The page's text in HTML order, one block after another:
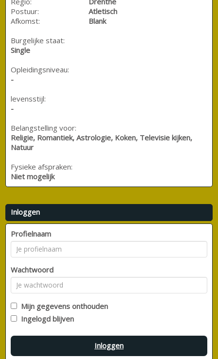
Postuur:
Atletisch
Afkomst:
Blank
Burgelijke staat:
Single
Opleidingsniveau:
-
levensstijl:
-
Belangstelling voor:
Religie, Romantiek, Astrologie, Koken, Televisie kijken,
Natuur
Fysieke afspraken:
Niet mogelijk
Inloggen
Profielnaam
Wachtwoord
Mijn gegevens onthouden
Ingelogd blijven
Inloggen